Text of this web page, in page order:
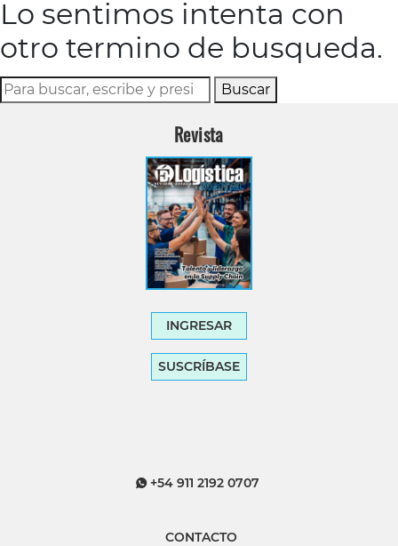
Lo sentimos intenta con
otro termino de busqueda.
Buscar
Revista
INGRESAR
SUSCRÍBASE
+54 911 2192 0707
CONTACTO